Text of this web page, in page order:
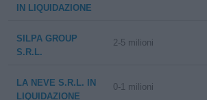
IN LIQUIDAZIONE
SILPA GROUP
S.R.L.
2-5 milioni
LA NEVE S.R.L. IN
LIQUIDAZIONE
0-1 milioni